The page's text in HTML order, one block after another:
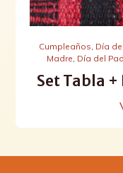
Cumpleaños, Día
Madre, Día del
Set Tabla